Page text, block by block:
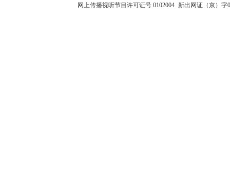
网上传播视听节目许可证号 0102004 新出网证（京）